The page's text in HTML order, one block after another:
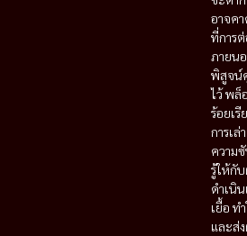
อาจค
ที่การ
ภายน
พิสูจน์
ไว้ พล็
ร้อยเรี
การเล่
ความ
รู้ให้กั
ดำเนิ
เยื้อ ท
และส่